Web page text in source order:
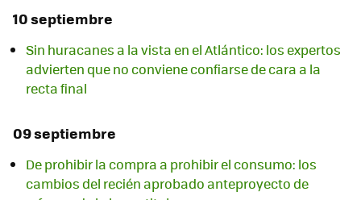
10 septiembre
Sin huracanes a la vista en el Atlántico: los expertos
advierten que no conviene confiarse de cara a la
recta final
09 septiembre
De prohibir la compra a prohibir el consumo: los
cambios del recién aprobado anteproyecto de